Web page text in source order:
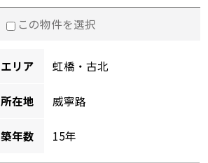
この物件を選択
エリア 虹橋・古北
所在地 威寧路
築年数 15年